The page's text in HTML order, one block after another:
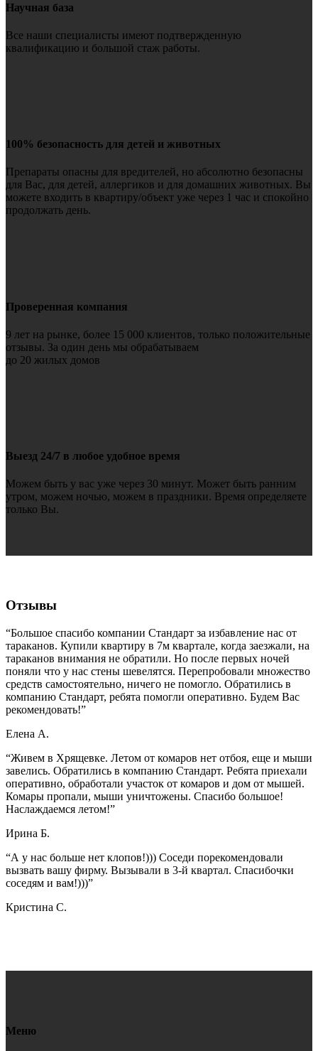
Научная база
Все наши специалисты имеют подтвержденную
квалификацию и большой стаж работы.
100% безопасность для детей и животных
Препараты опасны для вредителей, но абсолютно безопасны
для Вас, для детей, аллергиков и для домашних животных. Вы
можете входить в квартиру/объект уже через 1 час и спокойно
продолжать день.
Проверенная компания
9 лет на рынке, более 15 000 клиентов, только положительные
отзывы. За один день мы обрабатываем
до 20 жилых домов
Выезд 24/7 в любое удобное время
Можем быть у вас уже через 30 минут. Может быть ранним
утром, можем ночью, можем в праздники. Время определяете
только Вы.
Отзывы
“Большое спасибо компании Стандарт за избавление нас от
тараканов. Купили квартиру в 7м квартале, когда заезжали, на
тараканов внимания не обратили. Но после первых ночей
поняли что у нас стены шевелятся. Перепробовали множество
средств самостоятельно, ничего не помогло. Обратились в
компанию Стандарт, ребята помогли оперативно. Будем Вас
рекомендовать!”
Елена А.
“Живем в Хрящевке. Летом от комаров нет отбоя, еще и мыши
завелись. Обратились в компанию Стандарт. Ребята приехали
оперативно, обработали участок от комаров и дом от мышей.
Комары пропали, мыши уничтожены. Спасибо большое!
Наслаждаемся летом!”
Ирина Б.
“А у нас больше нет клопов!))) Соседи порекомендовали
вызвать вашу фирму. Вызывали в 3-й квартал. Спасибочки
соседям и вам!)))”
Кристина C.
Меню